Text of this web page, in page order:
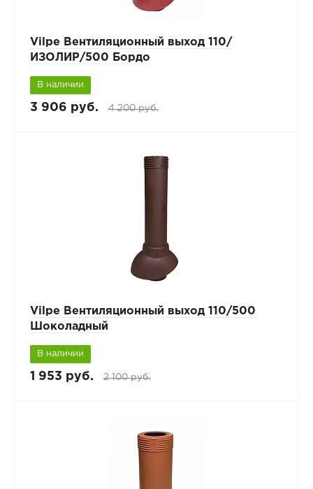
Vilpe Вентиляционный выход 110/
ИЗОЛИР/500 Бордо
В наличии
3 906 руб. 4 200 руб.
Vilpe Вентиляционный выход 110/500
Шоколадный
В наличии
1 953 руб. 2 100 руб.